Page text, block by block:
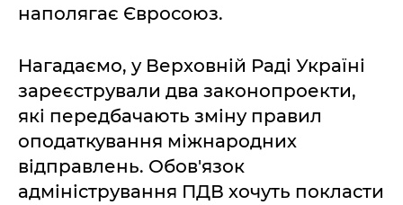
наполягає Євросоюз.
Нагадаємо, у Верховній Раді Україні
зареєстрували два законопроекти,
які передбачають зміну правил
оподаткування міжнародних
відправлень. Обов'язок
адміністрування ПДВ хочуть покласти